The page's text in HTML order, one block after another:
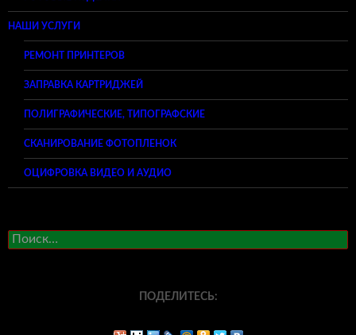
НАШИ УСЛУГИ
РЕМОНТ ПРИНТЕРОВ
ЗАПРАВКА КАРТРИДЖЕЙ
ПОЛИГРАФИЧЕСКИЕ, ТИПОГРАФСКИЕ
СКАНИРОВАНИЕ ФОТОПЛЕНОК
ОЦИФРОВКА ВИДЕО И АУДИО
Найти:
ПОДЕЛИТЕСЬ: